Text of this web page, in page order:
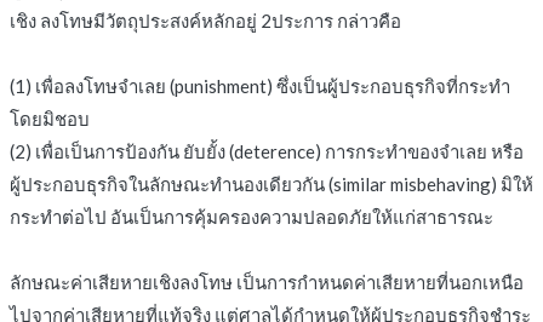
เชิง ลงโทษมีวัตถุประสงค์หลักอยู่ 2ประการ กล่าวคือ
(1) เพื่อลงโทษจำเลย (punishment) ซึ่งเป็นผู้ประกอบธุรกิจที่กระทำ
โดยมิชอบ
(2) เพื่อเป็นการป้องกัน ยับยั้ง (deterence) การกระทำของจำเลย หรือ
ผู้ประกอบธุรกิจในลักษณะทำนองเดียวกัน (similar misbehaving) มิให้
กระทำต่อไป อันเป็นการคุ้มครองความปลอดภัยให้แก่สาธารณะ
ลักษณะค่าเสียหายเชิงลงโทษ เป็นการกำหนดค่าเสียหายที่นอกเหนือ
ไปจากค่าเสียหายที่แท้จริง แต่ศาลได้กำหนดให้ผู้ประกอบธุรกิจชำระ